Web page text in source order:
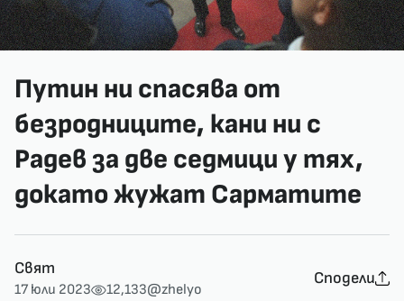
Путин ни спасява от
безродниците, кани ни с
Радев за две седмици у тях,
докато жужат Сарматите
Свят
17 юли 2023 12,133@zhelyo
Сподели